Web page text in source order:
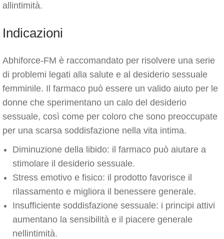
allintimità.
Indicazioni
Abhiforce-FM è raccomandato per risolvere una serie
di problemi legati alla salute e al desiderio sessuale
femminile. Il farmaco può essere un valido aiuto per le
donne che sperimentano un calo del desiderio
sessuale, così come per coloro che sono preoccupate
per una scarsa soddisfazione nella vita intima.
Diminuzione della libido: il farmaco può aiutare a
stimolare il desiderio sessuale.
Stress emotivo e fisico: il prodotto favorisce il
rilassamento e migliora il benessere generale.
Insufficiente soddisfazione sessuale: i principi attivi
aumentano la sensibilità e il piacere generale
nellintimità.